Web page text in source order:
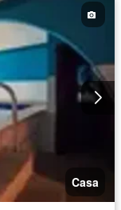
Casa